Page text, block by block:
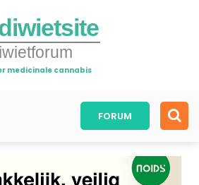
medicinale cannabis
FORUM